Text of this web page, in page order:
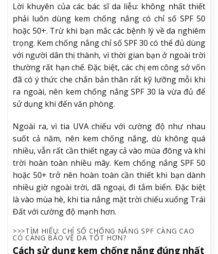
Lời khuyên của các bác sĩ da liễu: không nhất thiết
phải luôn dùng kem chống nắng có chỉ số SPF 50
hoặc 50+. Trừ khi bạn mắc các bệnh lý về da nghiêm
trọng. Kem chống nắng chỉ số SPF 30 có thể đủ dùng
với người dân thị thành, vì thời gian bạn ở ngoài trời
thường rất hạn chế. Đặc biệt, các chị em công sở vốn
đã có ý thức che chắn bản thân rất kỹ lưỡng mỗi khi
ra ngoài, nên kem chống nắng SPF 30 là vừa đủ để
sử dụng khi đến văn phòng.
Ngoài ra, vì tia UVA chiếu với cường độ như nhau
suốt cả năm, nên kem chống nắng, dù không quá
nhiều, vẫn rất cần thiết ngay cả vào mùa đông và khi
trời hoàn toàn nhiều mây. Kem chống nắng SPF 50
hoặc 50+ trở nên hoàn toàn cần thiết khi bạn dành
nhiều giờ ngoài trời, dã ngoại, đi tắm biển. Đặc biệt
là vào mùa hè, khi tia nắng mặt trời chiếu xuống Trái
Đất với cường độ mạnh hơn.
>>>TÌM HIỂU: CHỈ SỐ CHỐNG NẮNG SPF CÀNG CAO
CÓ CÀNG BẢO VỆ DA TỐT HƠN?
Cách sử dụng kem chống nắng đúng nhất